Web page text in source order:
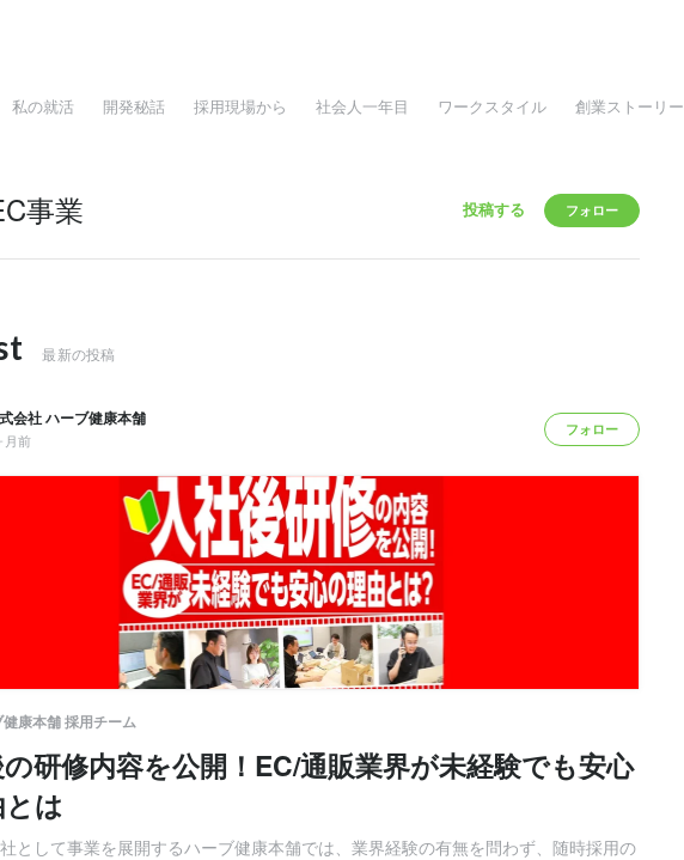
私の就活 開発秘話 採用現場から 社会人一年目 ワークスタイル 創業ストーリー
事業 投稿する フォロー
最新の投稿
会社 ハーブ健康本舗
月前
フォロー
康本舗 採用チーム
研修内容を公開！EC/通販業界が未経験でも安心
は
として事業を展開するハーブ健康本舗では、業界経験の有無を問わず、随時採用の